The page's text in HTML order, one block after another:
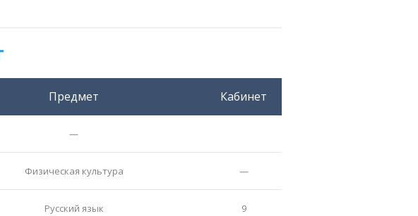
Предмет Кабинет
—
Физическая культура —
Русский язык 9